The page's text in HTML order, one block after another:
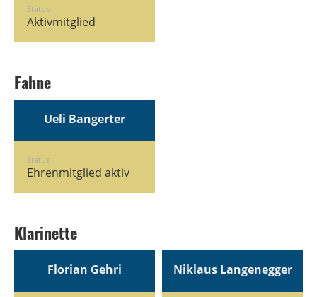
Status
Aktivmitglied
Fahne
Ueli Bangerter
Status
Ehrenmitglied aktiv
Klarinette
Florian Gehri Niklaus Langenegger